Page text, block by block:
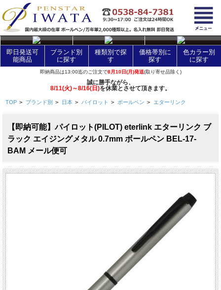
layer Control
即日発送可
能商品
ブランド別
に探す
種類別で探
す
価格帯別に
探す
色カラー別
に探す
即納商品は13:00迄のご注文で8月10日(月)発送(取り寄せ品除く)
誠に勝手ながら、
8/11(火)～8/16(日)を休業とさせて頂きます。
TOP > ブランド別 > 日本 > パイロット > ボールペン > エターリンク
【即納可能】パイロット(PILOT) eterlink エターリンク ブ
ラック エイジングメタル 0.7mm ボールペン BEL-17-
BAM メール便可